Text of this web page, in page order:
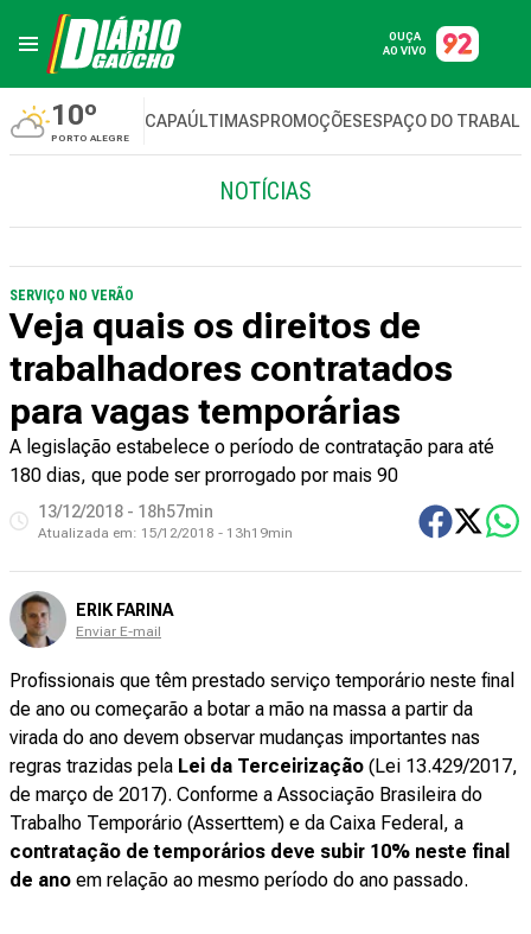
OUÇA
AO VIVO
10º
PORTO ALEGRE
CAPAÚLTIMASPROMOÇÕESESPAÇO DO
NOTÍCIAS
SERVIÇO NO VERÃO
Veja quais os direitos de
trabalhadores contratados
para vagas temporárias
A legislação estabelece o período de contratação para até
180 dias, que pode ser prorrogado por mais 90
13/12/2018 - 18h57min
Atualizada em: 15/12/2018 - 13h19min
ERIK FARINA
Enviar E-mail
Profissionais que têm prestado serviço temporário neste final
de ano ou começarão a botar a mão na massa a partir da
virada do ano devem observar mudanças importantes nas
regras trazidas pela Lei da Terceirização (Lei 13.429/2017,
de março de 2017). Conforme a Associação Brasileira do
Trabalho Temporário (Asserttem) e da Caixa Federal, a
contratação de temporários deve subir 10% neste final
de ano em relação ao mesmo período do ano passado.